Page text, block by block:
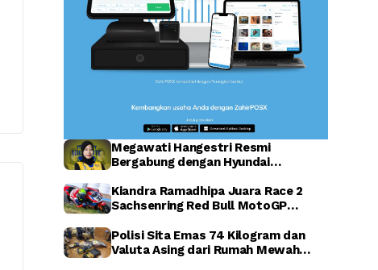
Megawati Hangestri Resmi
Bergabung dengan Hyundai
Sambut Penuh Harapan
Kiandra Ramadhipa Juara Race 2
Sachsenring Red Bull MotoGP
Berkumandang di Jerman
Polisi Sita Emas 74 Kilogram dan
Valuta Asing dari Rumah Mewah